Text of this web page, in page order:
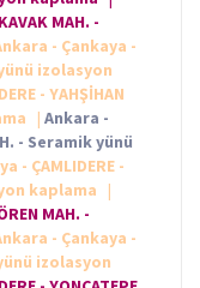
MAH. -
- Çankaya -
yünü izolasyon
- YAHŞİHAN
| Ankara -
- Seramik yünü
- ÇAMLIDERE -
kaplama
|
MAH. -
- Çankaya -
izolasyon